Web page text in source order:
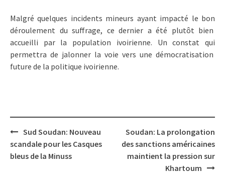
Malgré quelques incidents mineurs ayant impacté le bon
déroulement du suffrage, ce dernier a été plutôt bien
accueilli par la population ivoirienne. Un constat qui
permettra de jalonner la voie vers une démocratisation
future de la politique ivoirienne.
Post
navigation
Sud Soudan: Nouveau
scandale pour les Casques
bleus de la Minuss
Soudan: La prolongation
des sanctions américaines
maintient la pression sur
Khartoum